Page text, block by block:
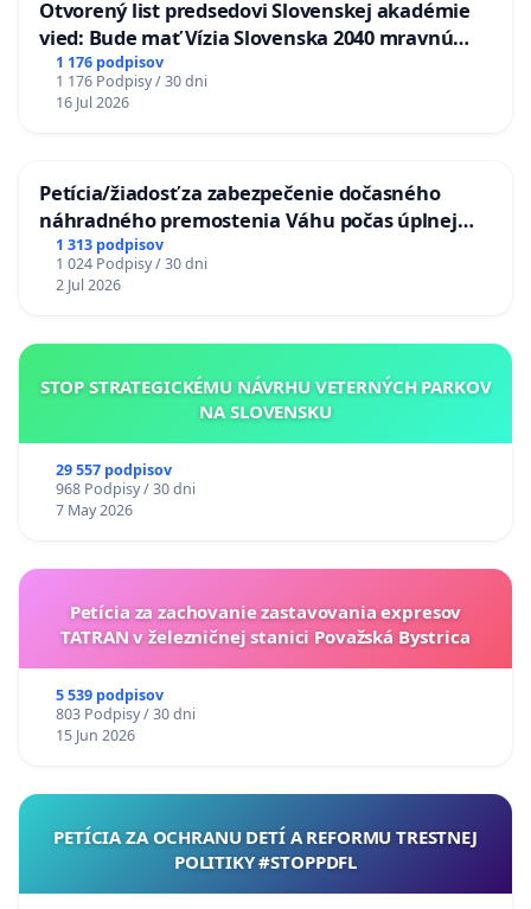
Otvorený list predsedovi Slovenskej akadémie
vied: Bude mať Vízia Slovenska 2040 mravnú
chrbticu?
1 176 podpisov
1 176 Podpisy / 30 dni
16 Jul 2026
Petícia/žiadosť za zabezpečenie dočasného
náhradného premostenia Váhu počas úplnej
uzávery Vážskeho mosta v Komárne
1 313 podpisov
1 024 Podpisy / 30 dni
2 Jul 2026
STOP STRATEGICKÉMU NÁVRHU VETERNÝCH PARKOV
NA SLOVENSKU
29 557 podpisov
968 Podpisy / 30 dni
7 May 2026
Petícia za zachovanie zastavovania expresov
TATRAN v železničnej stanici Považská Bystrica
5 539 podpisov
803 Podpisy / 30 dni
15 Jun 2026
PETÍCIA ZA OCHRANU DETÍ A REFORMU TRESTNEJ
POLITIKY #STOPPDFL